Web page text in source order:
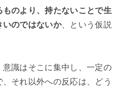
ものより、持たないことで生
いのではないか、という仮説
意識はそこに集中し、一定の
それ以外への反応は、どう